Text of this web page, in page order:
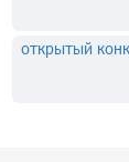
открытый